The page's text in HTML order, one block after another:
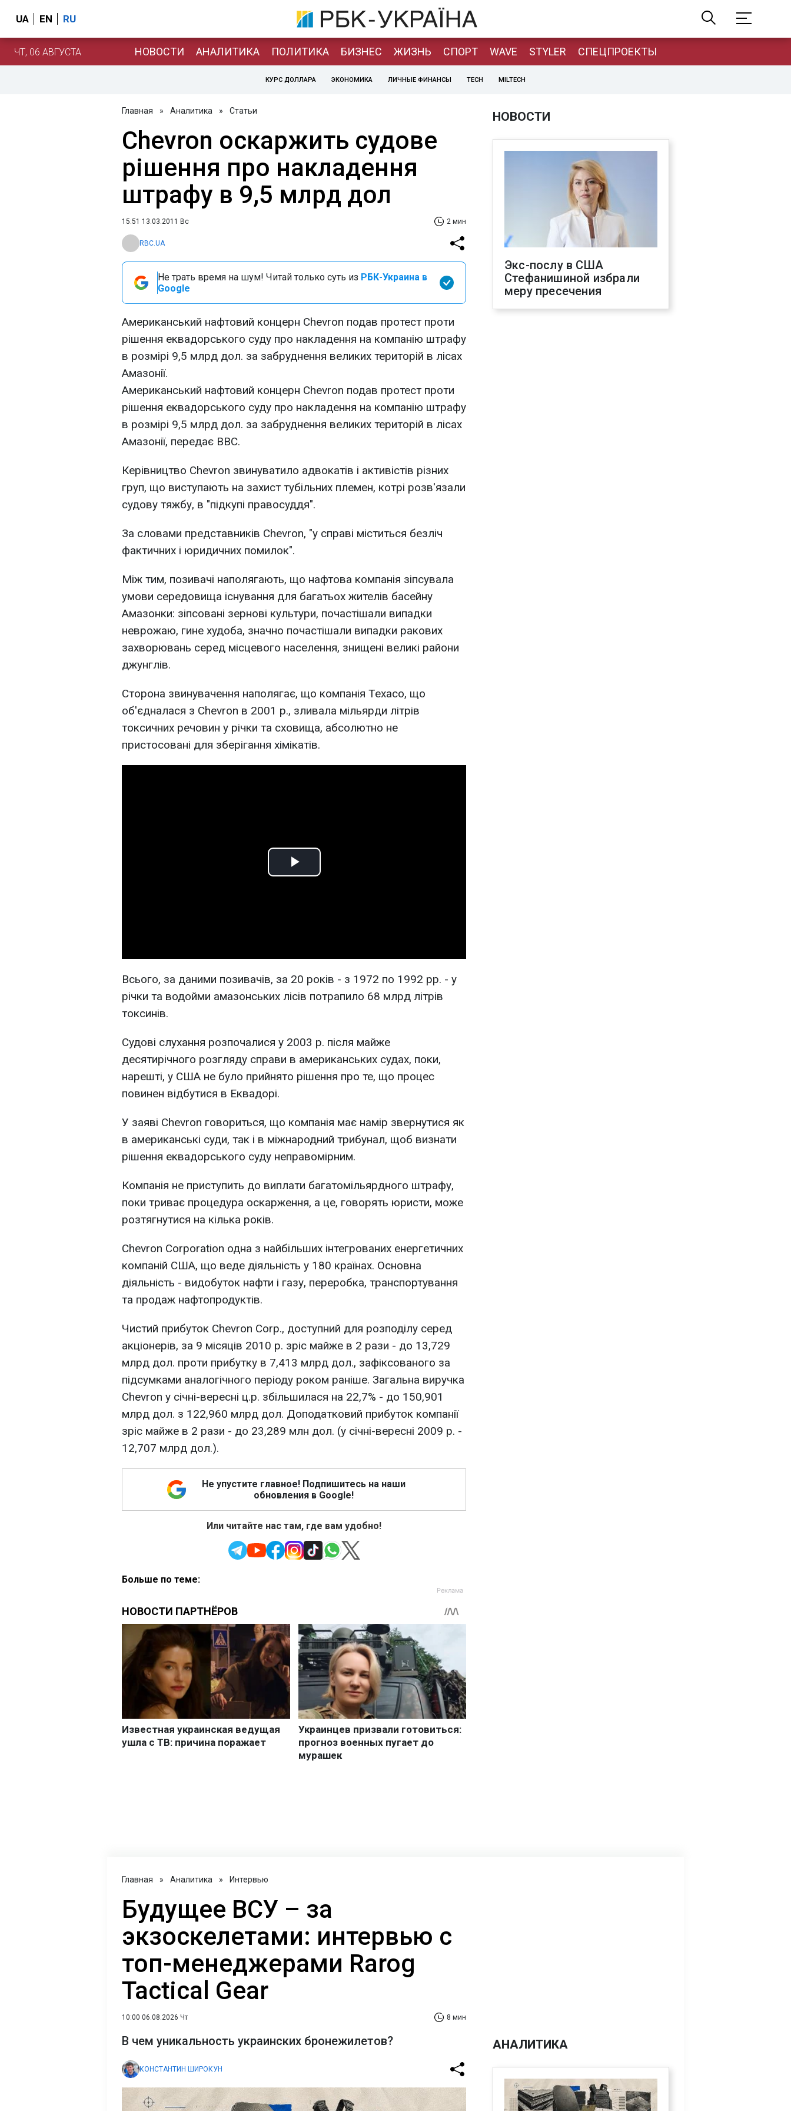
UA EN RU
ЧТ, 06 АВГУСТА НОВОСТИ АНАЛИТИКА ПОЛИТИКА БИЗНЕС ЖИЗНЬ СПОРТ WAVE STYLER СПЕЦПРОЕКТЫ
КУРС ДОЛЛАРА ЭКОНОМИКА ЛИЧНЫЕ ФИНАНСЫ TECH MILTECH
Главная » Аналитика » Статьи
Chevron оскаржить судове
рішення про накладення
штрафу в 9,5 млрд дол
15:51 13.03.2011 Вс 2 мин
RBC.UA
Не трать время на шум! Читай только суть из РБК-Украина в
Google
Американський нафтовий концерн Chevron подав протест проти
рішення еквадорського суду про накладення на компанію штрафу
в розмірі 9,5 млрд дол. за забруднення великих територій в лісах
Амазонії.
Американський нафтовий концерн Chevron подав протест проти
рішення еквадорського суду про накладення на компанію штрафу
в розмірі 9,5 млрд дол. за забруднення великих територій в лісах
Амазонії, передає BBC.
Керівництво Chevron звинуватило адвокатів і активістів різних
груп, що виступають на захист тубільних племен, котрі розв'язали
судову тяжбу, в "підкупі правосуддя".
За словами представників Chevron, "у справі міститься безліч
фактичних і юридичних помилок".
Між тим, позивачі наполягають, що нафтова компанія зіпсувала
умови середовища існування для багатьох жителів басейну
Амазонки: зіпсовані зернові культури, почастішали випадки
неврожаю, гине худоба, значно почастішали випадки ракових
захворювань серед місцевого населення, знищені великі райони
джунглів.
Сторона звинувачення наполягає, що компанія Texaco, що
об'єдналася з Chevron в 2001 р., зливала мільярди літрів
токсичних речовин у річки та сховища, абсолютно не
пристосовані для зберігання хімікатів.
Play
Всього, за даними позивачів, за 20 років - з 1972 по 1992 рр. - у
річки та водойми амазонських лісів потрапило 68 млрд літрів
токсинів.
Судові слухання розпочалися у 2003 р. після майже
десятирічного розгляду справи в американських судах, поки,
нарешті, у США не було прийнято рішення про те, що процес
повинен відбутися в Еквадорі.
У заяві Chevron говориться, що компанія має намір звернутися як
в американські суди, так і в міжнародний трибунал, щоб визнати
рішення еквадорського суду неправомірним.
Компанія не приступить до виплати багатомільярдного штрафу,
поки триває процедура оскарження, а це, говорять юристи, може
розтягнутися на кілька років.
Chevron Corporation одна з найбільших інтегрованих енергетичних
компаній США, що веде діяльність у 180 країнах. Основна
діяльність - видобуток нафти і газу, переробка, транспортування
та продаж нафтопродуктів.
Чистий прибуток Chevron Corp., доступний для розподілу серед
акціонерів, за 9 місяців 2010 р. зріс майже в 2 рази - до 13,729
млрд дол. проти прибутку в 7,413 млрд дол., зафіксованого за
підсумками аналогічного періоду роком раніше. Загальна виручка
Chevron у січні-вересні ц.р. збільшилася на 22,7% - до 150,901
млрд дол. з 122,960 млрд дол. Доподатковий прибуток компанії
зріс майже в 2 рази - до 23,289 млн дол. (у січні-вересні 2009 р. -
12,707 млрд дол.).
Не упустите главное! Подпишитесь на наши
обновления в Google!
Или читайте нас там, где вам удобно!
Больше по теме:
НОВОСТИ
Экс-послу в США
Стефанишиной избрали
меру пресечения
Главная » Аналитика » Интервью
Будущее ВСУ – за
экзоскелетами: интервью с
топ-менеджерами Rarog
Tactical Gear
10:00 06.08.2026 Чт 8 мин
В чем уникальность украинских бронежилетов?
КОНСТАНТИН ШИРОКУН
АНАЛИТИКА